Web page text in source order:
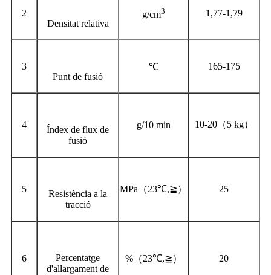
2
Densitat relativa
g/cm3 1,77-1,79
3
Punt de fusió
℃ 165-175
4
Índex de flux de
fusió
g/10 min 10-20（5 kg）
5
Resistència a la
tracció
MPa （23℃,≧） 25
6
Percentatge
d'allargament de
%（23℃,≧） 20